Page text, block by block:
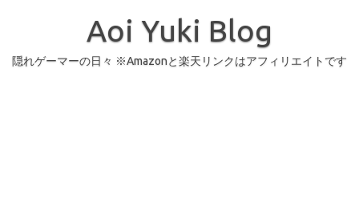
Aoi Yuki Blog
隠れゲーマーの日々 ※Amazonと楽天リンクはアフィリエイトです